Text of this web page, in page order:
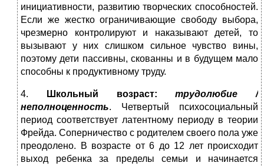
инициативности, развитию творческих способностей.
Если же жестко ограничивающие свободу выбора,
чрезмерно контролируют и наказывают детей, то
вызывают у них слишком сильное чувство вины,
поэтому дети пассивны, скованны и в будущем мало
способны к продуктивному труду.
4. Школьный возраст:трудолюбие /
неполноценность. Четвертый психосоциальный
период соответствует латентному периоду в теории
Фрейда. Соперничество с родителем своего пола уже
преодолено. В возрасте от 6 до 12 лет происходит
выход ребенка за пределы семьи и начинается